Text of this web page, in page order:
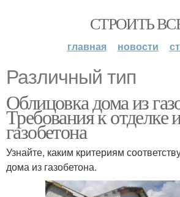
СТРОИТЬ
главная новости
Различный тип
Облицовка дома из
Требования к отделке
газобетона
Узнайте, каким критериям
дома из газобетона.